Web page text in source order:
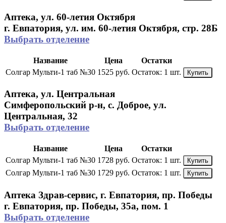
Аптека, ул. 60-летия Октября
г. Евпатория, ул. им. 60-летия Октября, стр. 28Б
Выбрать отделение
Название Цена
Остатки
Солгар Мульти-1 таб №30 1525 руб. Остаток: 1 шт. Купить
Аптека, ул. Центральная
Симферопольский р-н, с. Доброе, ул.
Центральная, 32
Выбрать отделение
Название Цена
Остатки
Солгар Мульти-1 таб №30 1728 руб. Остаток: 1 шт. Купить
Солгар Мульти-1 таб №30 1729 руб. Остаток: 1 шт. Купить
Аптека Здрав-сервис, г. Евпатория, пр. Победы
г. Евпатория, пр. Победы, 35а, пом. 1
Выбрать отделение